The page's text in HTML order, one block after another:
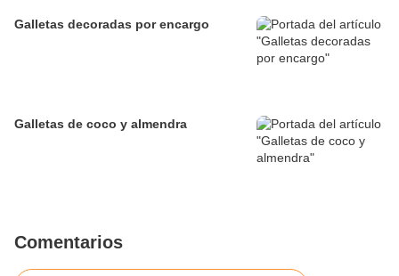
Galletas decoradas por encargo
Galletas de coco y almendra
Comentarios